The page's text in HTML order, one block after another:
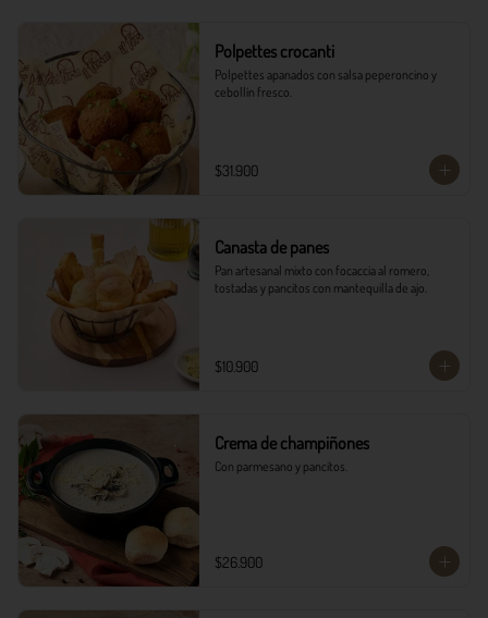
Polpettes crocanti
Polpettes apanados con salsa peperoncino y
cebollín fresco.
$31.900
Canasta de panes
Pan artesanal mixto con focaccia al romero,
tostadas y pancitos con mantequilla de ajo.
$10.900
Crema de champiñones
Con parmesano y pancitos.
$26.900